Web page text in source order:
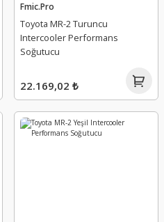
Fmic.Pro
Toyota MR-2 Turuncu
Intercooler Performans
Soğutucu
22.169,02 ₺